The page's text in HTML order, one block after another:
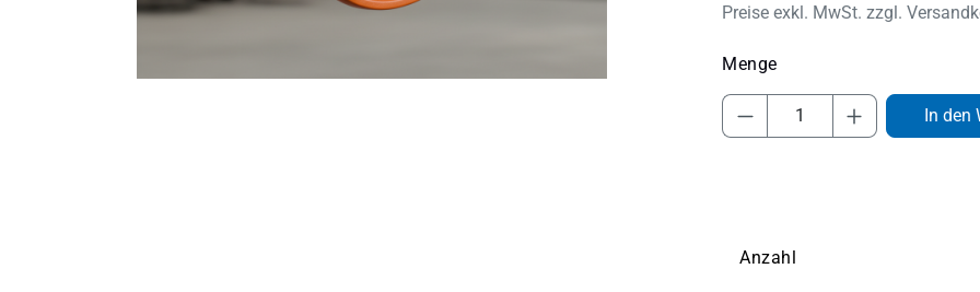
Preise exkl. MwSt. zzgl.
Produkt Anzahl: Gib
In den
Anzahl